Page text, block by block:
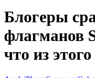
Блогеры
флагманов
что из